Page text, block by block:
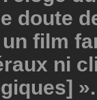
doute
film
ni
».